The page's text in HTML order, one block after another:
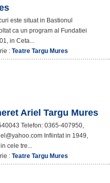
este situat in Bastionul
ca un program al Fundatiei
in Ceta...
: Teatre Targu Mures
Ariel Targu Mures
Telefon: 0365-407950,
Infiintat in 1949,
cele tre...
: Teatre Targu Mures